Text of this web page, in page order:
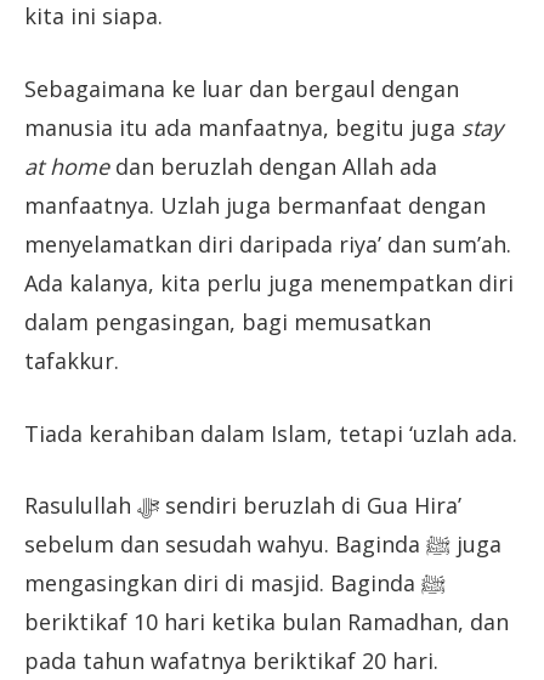
kita ini siapa.
Sebagaimana ke luar dan bergaul dengan
manusia itu ada manfaatnya, begitu juga stay
at home dan beruzlah dengan Allah ada
manfaatnya. Uzlah juga bermanfaat dengan
menyelamatkan diri daripada riya’ dan sum’ah.
Ada kalanya, kita perlu juga menempatkan diri
dalam pengasingan, bagi memusatkan
tafakkur.
Tiada kerahiban dalam Islam, tetapi ‘uzlah ada.
Rasulullah ﷻ sendiri beruzlah di Gua Hira’
sebelum dan sesudah wahyu. Baginda ﷺ juga
mengasingkan diri di masjid. Baginda ﷺ
beriktikaf 10 hari ketika bulan Ramadhan, dan
pada tahun wafatnya beriktikaf 20 hari.